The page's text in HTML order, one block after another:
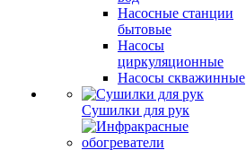
Насосные станции
бытовые
Насосы
циркуляционные
Насосы скважинные
Сушилки для рук